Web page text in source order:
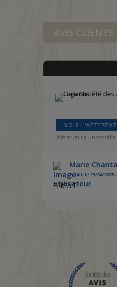
AVIS CLIENTS
VOIR
Avis soumis à un contrôle
Marie
Publié le 15/04/2025
PARFAIT